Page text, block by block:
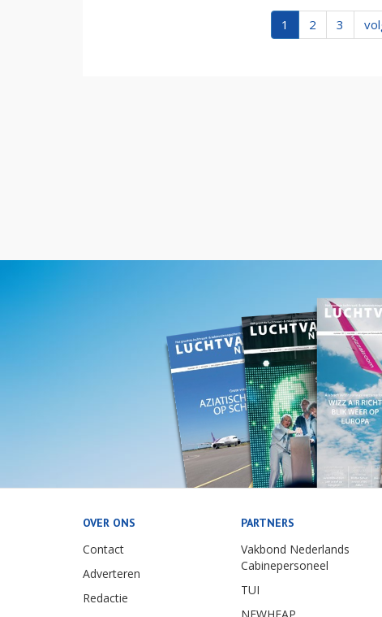
1 2 3
OVER ONS
Contact
Adverteren
Redactie
PARTNERS
Vakbond Nederlands
Cabinepersoneel
TUI
NEWHEAP